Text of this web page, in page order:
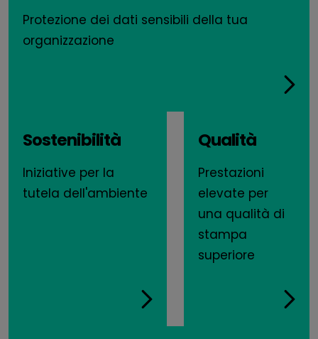
Protezione dei dati sensibili della tua
organizzazione
Sostenibilità
Iniziative per la
tutela dell'ambiente
Qualità
Prestazioni
elevate per
una qualità di
stampa
superiore